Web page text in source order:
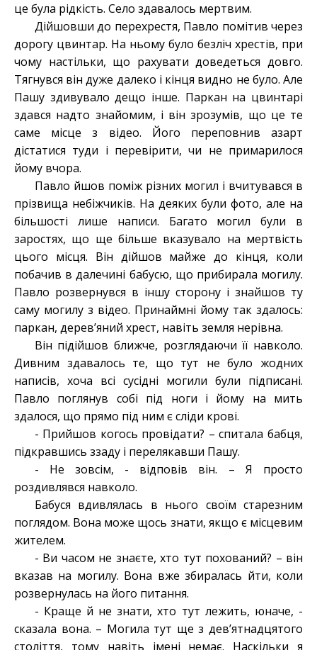
це була рідкість. Село здавалось мертвим.
Дійшовши до перехрестя, Павло помітив через
дорогу цвинтар. На ньому було безліч хрестів, при
чому настільки, що рахувати доведеться довго.
Тягнувся він дуже далеко і кінця видно не було. Але
Пашу здивувало дещо інше. Паркан на цвинтарі
здався надто знайомим, і він зрозумів, що це те
саме місце з відео. Його переповнив азарт
дістатися туди і перевірити, чи не примарилося
йому вчора.
Павло йшов поміж різних могил і вчитувався в
прізвища небіжчиків. На деяких були фото, але на
більшості лише написи. Багато могил були в
заростях, що ще більше вказувало на мертвість
цього місця. Він дійшов майже до кінця, коли
побачив в далечині бабусю, що прибирала могилу.
Павло розвернувся в іншу сторону і знайшов ту
саму могилу з відео. Принаймні йому так здалось:
паркан, дерев’яний хрест, навіть земля нерівна.
Він підійшов ближче, розглядаючи її навколо.
Дивним здавалось те, що тут не було жодних
написів, хоча всі сусідні могили були підписані.
Павло поглянув собі під ноги і йому на мить
здалося, що прямо під ним є сліди крові.
- Прийшов когось провідати? – спитала бабця,
підкравшись ззаду і перелякавши Пашу.
- Не зовсім, - відповів він. – Я просто
роздивлявся навколо.
Бабуся вдивлялась в нього своїм старезним
поглядом. Вона може щось знати, якщо є місцевим
жителем.
- Ви часом не знаєте, хто тут похований? – він
вказав на могилу. Вона вже збиралась йти, коли
розвернулась на його питання.
- Краще й не знати, хто тут лежить, юначе, -
сказала вона. – Могила тут ще з дев’ятнадцятого
століття, тому навіть імені немає. Наскільки я